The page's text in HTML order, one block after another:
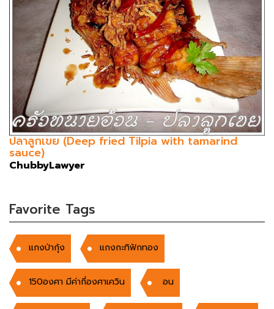
ปลาลูกเขย (Deep fried Tilpia with tamarind
sauce)
ChubbyLawyer
Favorite Tags
แกงป่ากุ้ง แกงกะทิฟักทอง
150องศา มีค่ากี่องศาเควิน อน